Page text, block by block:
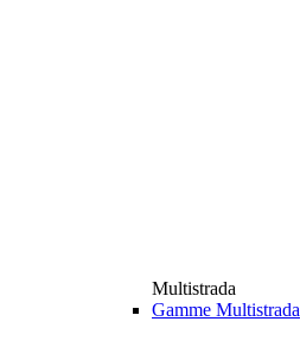
Multistrada
Gamme Multistrada